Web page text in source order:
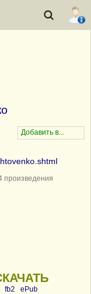
произведения
fb2 ePub